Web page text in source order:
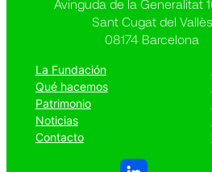
Avinguda de la Generalitat
Sant Cugat del Vallès
08174 Barcelona
La Fundación
Qué hacemos
Patrimonio
Noticias
Contacto